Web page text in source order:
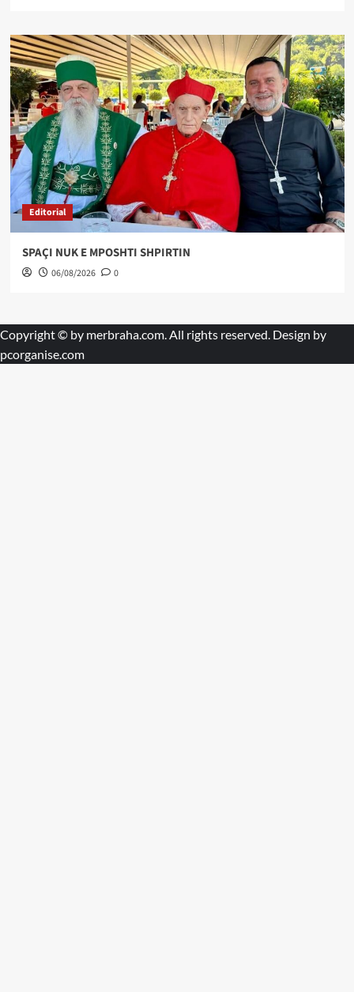
Editorial
SPAÇI NUK E MPOSHTI SHPIRTIN
06/08/2026 0
Copyright © by merbraha.com. All rights reserved. Design by
pcorganise.com